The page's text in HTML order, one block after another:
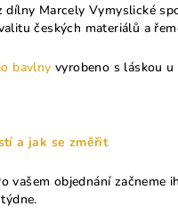
dílny Marcely Vymyslické
českých materiálů a
bavlny vyrobeno s láskou u
a jak se změřit
vašem objednání začneme